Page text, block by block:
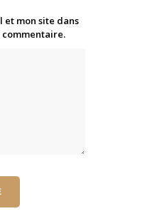
et mon site dans